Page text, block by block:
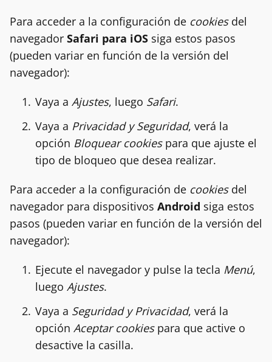
Para acceder a la configuración de cookiesdel
navegador Safari para iOS siga estos pasos
(pueden variar en función de la versión del
navegador):
Vaya a Ajustes, luego Safari.
Vaya a Privacidad y Seguridad, verá la
opción Bloquear cookiespara que ajuste el
tipo de bloqueo que desea realizar.
Para acceder a la configuración de cookiesdel
navegador para dispositivos Android siga estos
pasos (pueden variar en función de la versión del
navegador):
Ejecute el navegador y pulse la tecla Menú,
luego Ajustes.
Vaya a Seguridad y Privacidad, verá la
opción Aceptar cookiespara que active o
desactive la casilla.